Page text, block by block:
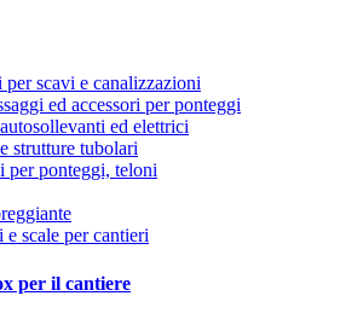
scavi e canalizzazioni
ed accessori per ponteggi
ed elettrici
strutture tubolari
per ponteggi, teloni
e scale per cantieri
per il cantiere